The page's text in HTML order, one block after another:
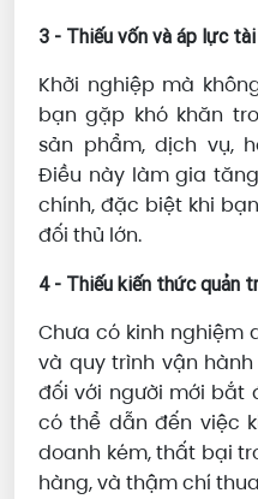
3 - Thiếu vốn và áp lực
Khởi nghiệp mà
bạn gặp khó khăn
sản phẩm, dịch vụ,
Điều này làm gia
chính, đặc biệt khi
đối thủ lớn.
4 - Thiếu kiến thức quản
Chưa có kinh nghiệm
và quy trình vận
đối với người mới bắt
có thể dẫn đến việc
doanh kém, thất bại
hàng, và thậm chí